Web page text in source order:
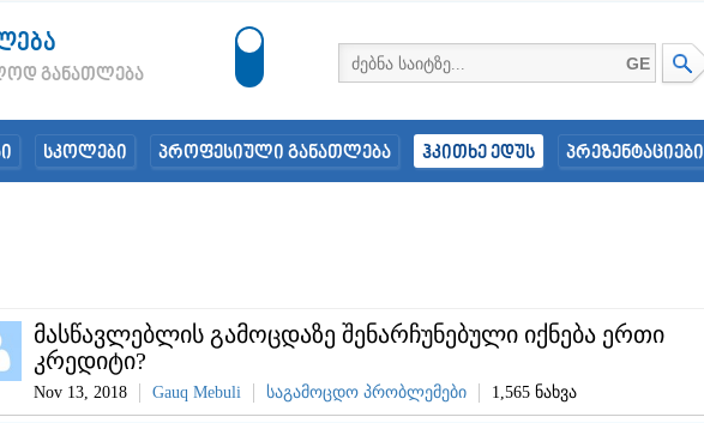
განათლება
GE
სკოლები პროფესიული განათლება ჰკითხე ედუს პრეზენტაციები
მასწავლებლის გამოცდაზე შენარჩუნებული იქნება ერთი
კრედიტი?
Nov 13, 2018 Gauq Mebuli საგამოცდო პრობლემები 1,565 ნახვა